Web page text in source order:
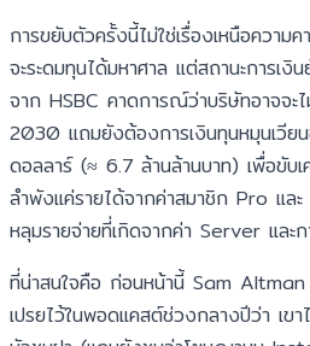
การขยับตัวครั้งนี้ไม่ใช่เรื่องเหนือความ
จะระดมทุนได้มหาศาล แต่สถานะการเ
จาก HSBC คาดการณ์ว่าบริษัทอาจจะ
2030 แถมยังต้องการเงินทุนหมุนเวีย
ดอลลาร์ (≈ 6.7 ล้านล้านบาท) เพื่อขับ
ลำพังแค่รายได้จากค่าสมาชิก Pro แล
หลุมรายจ่ายที่เกิดจากค่า Server และก
ที่น่าสนใจคือ ก่อนหน้านี้ Sam
เปรยไว้ในพอดแคสต์ช่วงกลางปีว่า เข